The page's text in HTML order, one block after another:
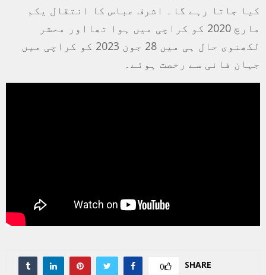
کیا جاتا رہے گا۔ اشرف عباس کا انتقال یکم
مارچ 2020 کو کراچی میں ہوا تھااور محشر
لکھنوی حال ہی میں 28 جون 2023 کو کراچی میں
جہان فانی سے رخصت ہوئے۔
SHARE
0